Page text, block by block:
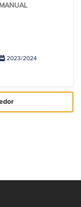
2023/2024